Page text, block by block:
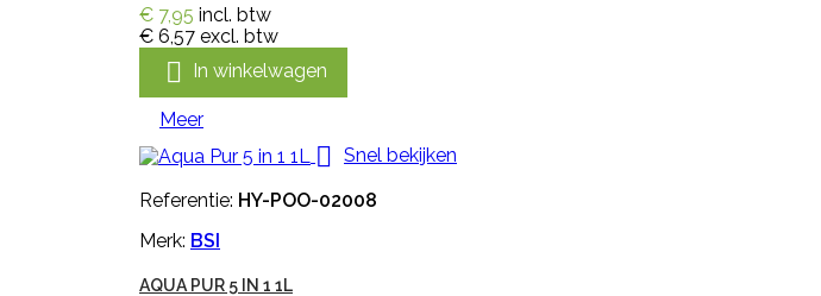
€ 7,95 incl. btw
€ 6,57 excl. btw
 In winkelwagen
Meer
 Snel bekijken
Referentie: HY-POO-02008
Merk: BSI
AQUA PUR 5 IN 1 1L